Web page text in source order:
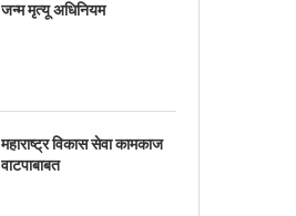
जन्म मृत्यू अधिनियम
महाराष्ट्र विकास सेवा कामकाज
वाटपाबाबत